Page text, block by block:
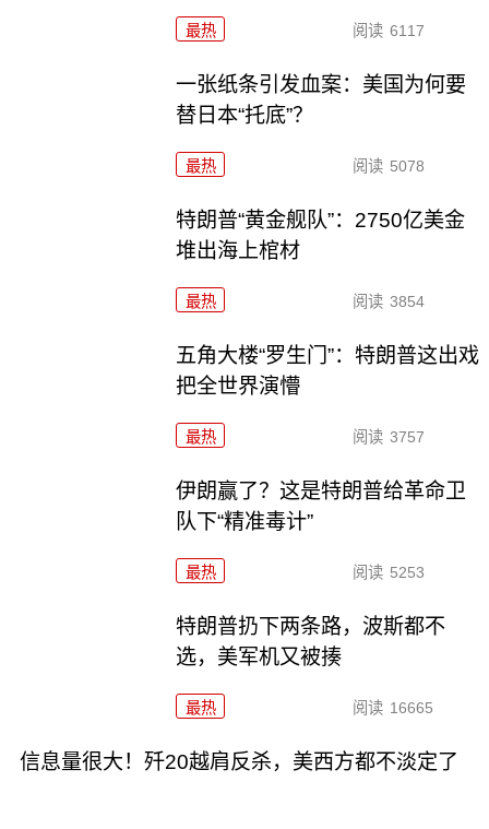
最热 阅读 6117
一张纸条引发血案：美国为何要
替日本“托底”？
最热 阅读 5078
特朗普“黄金舰队”：2750亿美金
堆出海上棺材
最热 阅读 3854
五角大楼“罗生门”：特朗普这出戏
把全世界演懵
最热 阅读 3757
伊朗赢了？这是特朗普给革命卫
队下“精准毒计”
最热 阅读 5253
特朗普扔下两条路，波斯都不
选，美军机又被揍
最热 阅读 16665
信息量很大！歼20越肩反杀，美西方都不淡定了